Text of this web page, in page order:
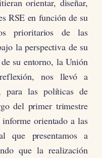
orientar, diseñar,
RSE en función de su
prioritarios de las
la perspectiva de su
su entorno, la Unión
nos llevó a
para las políticas de
del primer trimestre
orientado a las
que presentamos a
que la realización